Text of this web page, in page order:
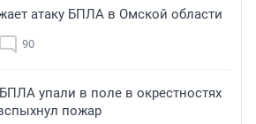
атаку БПЛА в Омской области
90
упали в поле в окрестностях
пожар